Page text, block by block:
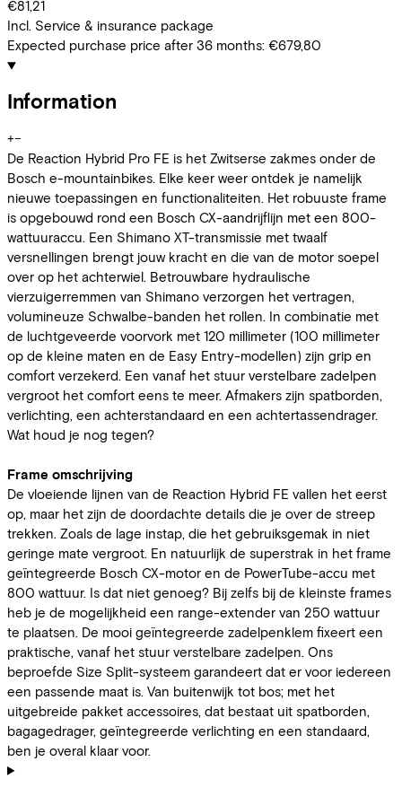
€81,21
Incl. Service & insurance package
Expected purchase price after 36 months: €679,80
Information
+−
De Reaction Hybrid Pro FE is het Zwitserse zakmes onder de
Bosch e-mountainbikes. Elke keer weer ontdek je namelijk
nieuwe toepassingen en functionaliteiten. Het robuuste frame
is opgebouwd rond een Bosch CX-aandrijflijn met een 800-
wattuuraccu. Een Shimano XT-transmissie met twaalf
versnellingen brengt jouw kracht en die van de motor soepel
over op het achterwiel. Betrouwbare hydraulische
vierzuigerremmen van Shimano verzorgen het vertragen,
volumineuze Schwalbe-banden het rollen. In combinatie met
de luchtgeveerde voorvork met 120 millimeter (100 millimeter
op de kleine maten en de Easy Entry-modellen) zijn grip en
comfort verzekerd. Een vanaf het stuur verstelbare zadelpen
vergroot het comfort eens te meer. Afmakers zijn spatborden,
verlichting, een achterstandaard en een achtertassendrager.
Wat houd je nog tegen?
Frame omschrijving
De vloeiende lijnen van de Reaction Hybrid FE vallen het eerst
op, maar het zijn de doordachte details die je over de streep
trekken. Zoals de lage instap, die het gebruiksgemak in niet
geringe mate vergroot. En natuurlijk de superstrak in het frame
geïntegreerde Bosch CX-motor en de PowerTube-accu met
800 wattuur. Is dat niet genoeg? Bij zelfs bij de kleinste frames
heb je de mogelijkheid een range-extender van 250 wattuur
te plaatsen. De mooi geïntegreerde zadelpenklem fixeert een
praktische, vanaf het stuur verstelbare zadelpen. Ons
beproefde Size Split-systeem garandeert dat er voor iedereen
een passende maat is. Van buitenwijk tot bos; met het
uitgebreide pakket accessoires, dat bestaat uit spatborden,
bagagedrager, geïntegreerde verlichting en een standaard,
ben je overal klaar voor.